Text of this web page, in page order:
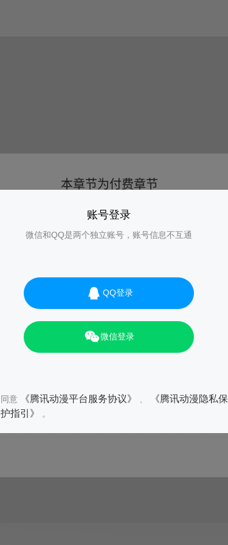
账号登录
微信和QQ是两个独立账号，账号信息不互通
QQ登录
微信登录
同意 《腾讯动漫平台服务协议》
《腾讯动漫隐私保
护指引》
。